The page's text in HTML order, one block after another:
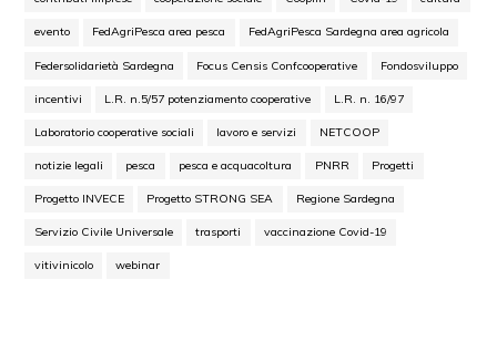
evento FedAgriPesca area pesca FedAgriPesca Sardegna area agricola
Federsolidarietà Sardegna Focus Censis Confcooperative Fondosviluppo
incentivi L.R. n.5/57 potenziamento cooperative L.R. n. 16/97
Laboratorio cooperative sociali lavoro e servizi NETCOOP
notizie legali pesca pesca e acquacoltura PNRR Progetti
Progetto INVECE Progetto STRONG SEA Regione Sardegna
Servizio Civile Universale trasporti vaccinazione Covid-19
vitivinicolo webinar